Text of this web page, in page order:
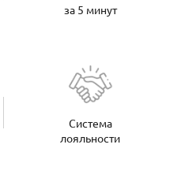
за 5 минут
Система
лояльности